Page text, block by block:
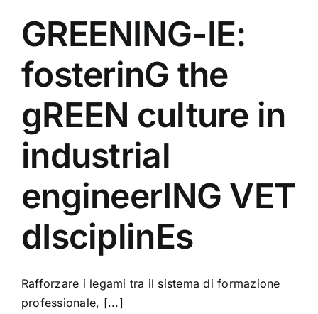
GREENING-IE:
fosterinG the
gREEN culture in
industrial
engineerING VET
dIsciplinEs
Rafforzare i legami tra il sistema di formazione
professionale, [...]